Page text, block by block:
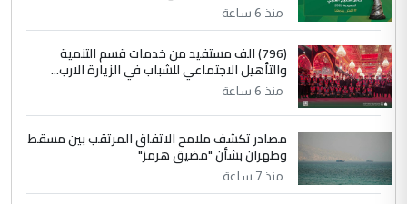
سردار
التعليق : واحد من عصابة علي ماما يسقط
جنسية الرافد الثالث للعراق ومن اصول عريقة
ابا فرات ...
الجواهري يرد على صدام حسين سل
مضجعيك يابن الزنا (نص كامل)
منذ 6 ساعة
(796) الف مستفيد من خدمات قسم التنمية
والتأهيل الاجتماعي للشباب في الزيارة الارب...
منذ 6 ساعة
مصادر تكشف ملامح الاتفاق المرتقب بين مسقط
وطهران بشأن "مضيق هرمز"
منذ 7 ساعة